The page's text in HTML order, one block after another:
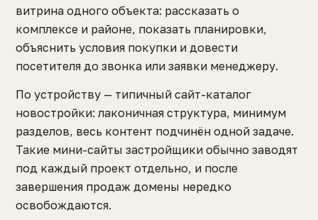
витрина одного объекта: рассказать о
комплексе и районе, показать планировки,
объяснить условия покупки и довести
посетителя до звонка или заявки менеджеру.
По устройству — типичный сайт-каталог
новостройки: лаконичная структура, минимум
разделов, весь контент подчинён одной задаче.
Такие мини-сайты застройщики обычно заводят
под каждый проект отдельно, и после
завершения продаж домены нередко
освобождаются.